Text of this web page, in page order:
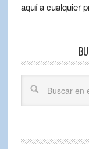
aquí a cualquier